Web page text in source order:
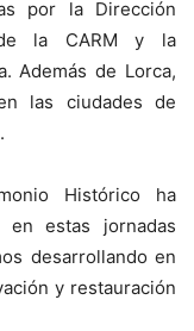
por la Dirección
la CARM y la
Además de Lorca,
las ciudades de
Histórico ha
estas jornadas
desarrollando en
y restauración